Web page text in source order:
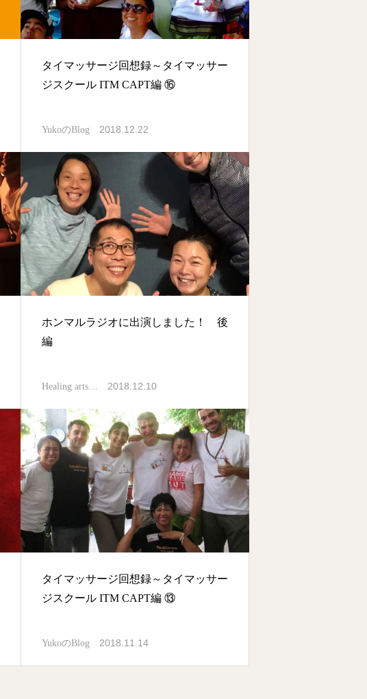
タイマッサージ回想録～タイマッサー
ジスクール ITM CAPT編 ⑯
YukoのBlog 2018.12.22
ホンマルラジオに出演しました！ 後
編
Healing arts… 2018.12.10
タイマッサージ回想録～タイマッサー
ジスクール ITM CAPT編 ⑬
YukoのBlog 2018.11.14